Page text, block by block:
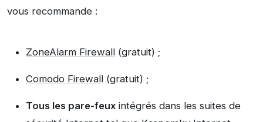
vous recommande :
ZoneAlarm Firewall (gratuit) ;
Comodo Firewall (gratuit) ;
Tous les pare-feux intégrés dans les suites de